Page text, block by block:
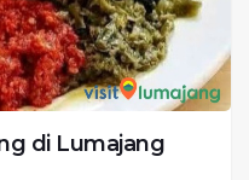
di Lumajang